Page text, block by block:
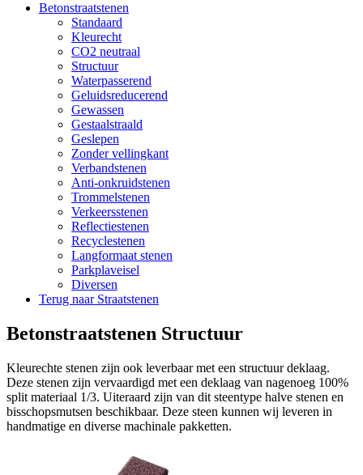
Betonstraatstenen
Standaard
Kleurecht
CO2 neutraal
Structuur
Waterpasserend
Geluidsreducerend
Gewassen
Gestaalstraald
Geslepen
Zonder vellingkant
Verbandstenen
Anti-onkruidstenen
Trommelstenen
Verkeersstenen
Reflectiestenen
Recyclestenen
Langformaat stenen
Parkplaveisel
Diversen
Terug naar Straatstenen
Betonstraatstenen Structuur
Kleurechte stenen zijn ook leverbaar met een structuur deklaag.
Deze stenen zijn vervaardigd met een deklaag van nagenoeg 100%
split materiaal 1/3. Uiteraard zijn van dit steentype halve stenen en
bisschopsmutsen beschikbaar. Deze steen kunnen wij leveren in
handmatige en diverse machinale pakketten.